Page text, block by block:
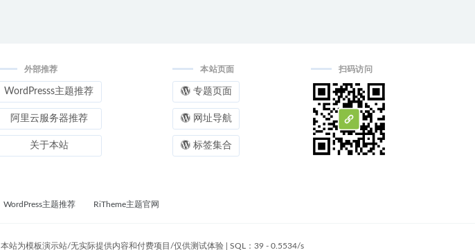
外部推荐
WordPresss主题推荐
阿里云服务器推荐
关于本站
本站页面
专题页面
网址导航
标签集合
扫码访问
WordPress主题推荐 RiTheme主题官网
本站为模板演示站/无实际提供内容和付费项目/仅供测试体验 SQL：39 - 0.5534/s